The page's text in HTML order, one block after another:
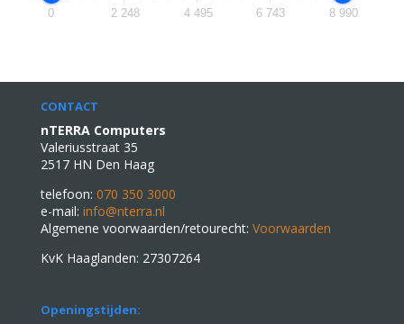
0 2 248 4 495 6 743 8 990
CONTACT
nTERRA Computers
Valeriusstraat 35
2517 HN Den Haag
telefoon: 070 350 3000
e-mail: info@nterra.nl
Algemene voorwaarden/retourecht: Voorwaarden
KvK Haaglanden: 27307264
Openingstijden: